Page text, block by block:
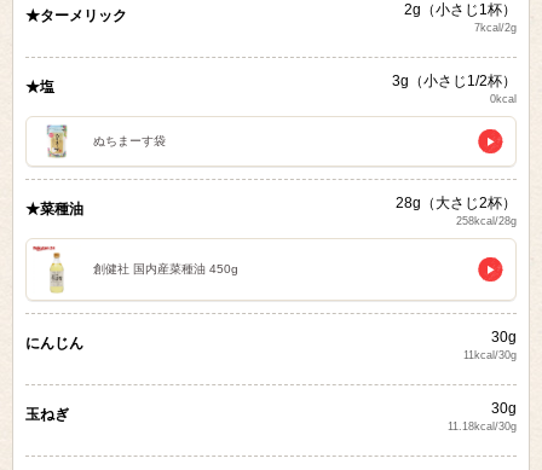
★ターメリック 2g（小さじ1杯）
7kcal/2g
★塩 3g（小さじ1/2杯）
0kcal
ぬちまーす袋
★菜種油 28g（大さじ2杯）
258kcal/28g
創健社 国内産菜種油 450g
にんじん 30g
11kcal/30g
玉ねぎ 30g
11.18kcal/30g